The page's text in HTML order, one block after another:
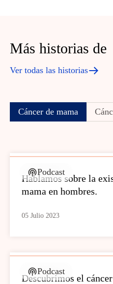
Más historias de
Ver todas las historias
Cáncer de mama
Podcast
Hablamos sobre la
mama en hombres.
05 Julio 2023
Podcast
Descubrimos el